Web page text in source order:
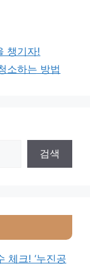
챙기자!
소하는 방법
검색
체크! ‘누진공